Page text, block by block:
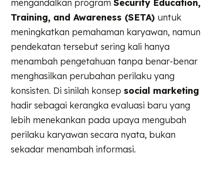
mengandalkan programSecurity Education,
Training, and Awareness (SETA) untuk
meningkatkan pemahaman karyawan, namun
pendekatan tersebut sering kali hanya
menambah pengetahuan tanpa benar-benar
menghasilkan perubahan perilaku yang
konsisten. Di sinilah konsep social marketing
hadir sebagai kerangka evaluasi baru yang
lebih menekankan pada upaya mengubah
perilaku karyawan secara nyata, bukan
sekadar menambah informasi.